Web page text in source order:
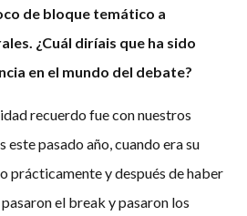
de bloque temático a
¿Cuál diríais que ha sido
en el mundo del debate?
recuerdo fue con nuestros
pasado año, cuando era su
prácticamente y después de haber
el break y pasaron los